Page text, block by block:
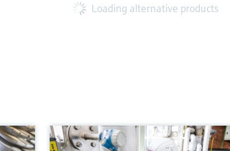
Loading alternative products